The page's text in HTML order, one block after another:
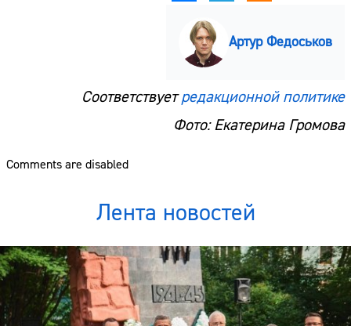
Артур Федоськов
Соответствуетредакционной политике
Фото: Екатерина Громова
Comments are disabled
Лента новостей